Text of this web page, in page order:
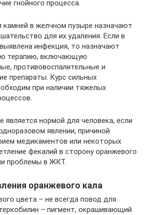
гнойного процесса.
камней в желчном пузыре назначают
для их удаления. Если в
инфекция, то назначают
терапию, включающую
противовоспалительные и
препараты. Курс сильных
при наличии тяжелых
является нормой для человека, если
явлении, причиной
медикаментов или некоторых
фекалий в сторону оранжевого
проблемы в ЖКТ.
оранжевого кала
цвета – не всегда повод для
– пигмент, окрашивающий